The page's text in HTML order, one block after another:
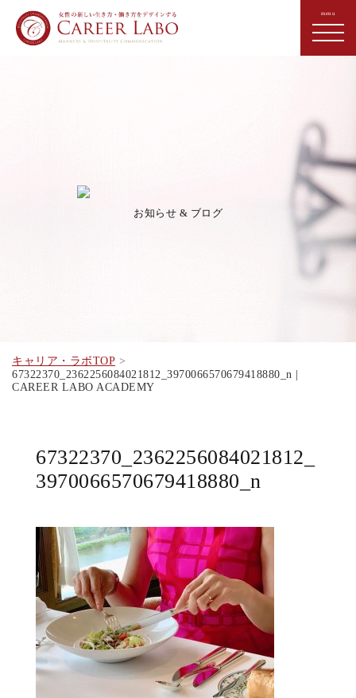
お知らせ & ブログ
キャリア・ラボTOP
67322370_2362256084021812_3970066570679418880_n |
CAREER LABO ACADEMY
67322370_2362256084021812_
3970066570679418880_n